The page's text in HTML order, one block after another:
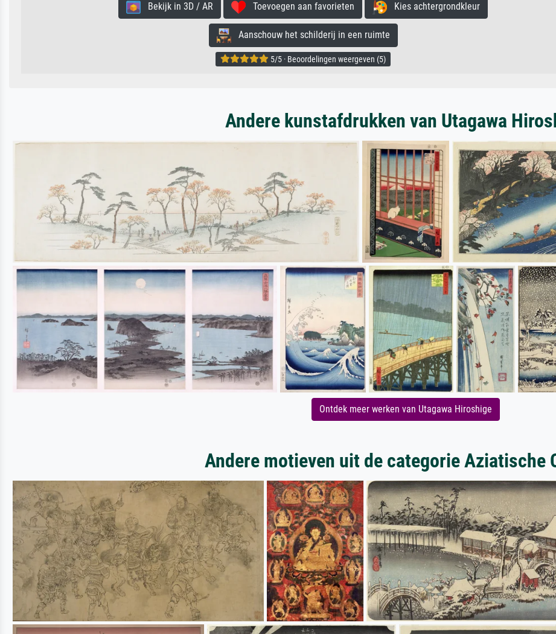
Bekijk in 3D / AR Toevoegen aan favorieten Kies achtergrondkleur
Aanschouw het schilderij in een ruimte
5/5 · Beoordelingen weergeven (5)
Andere kunstafdrukken van Utagawa
Ontdek meer werken van Utagawa Hiroshige
Andere motieven uit de categorie Aziatische